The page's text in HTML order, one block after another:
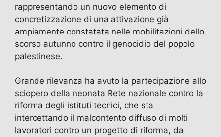
rappresentando un nuovo elemento di
concretizzazione di una attivazione già
ampiamente constatata nelle mobilitazioni dello
scorso autunno contro il genocidio del popolo
palestinese.
Grande rilevanza ha avuto la partecipazione allo
sciopero della neonata Rete nazionale contro la
riforma degli istituti tecnici, che sta
intercettando il malcontento diffuso di molti
lavoratori contro un progetto di riforma, da